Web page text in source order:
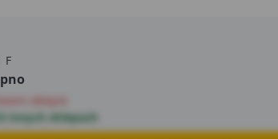
na wiosnę zaleca się wykopywanie cebulek
lata, przechowywanie ich w wilgotnym,
oraz sadzenie do gleby jesienią.
F
sklepie
innych sklepach